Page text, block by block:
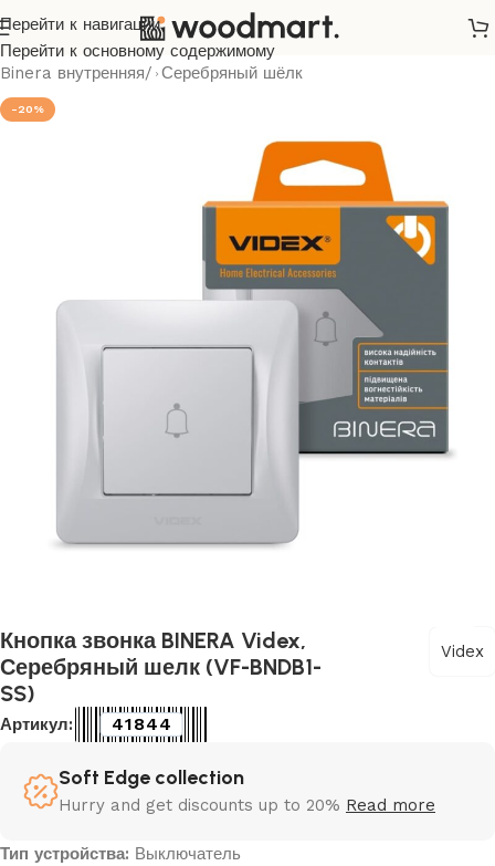
Перейти к навигации
Перейти к основному содержимому
Главная/ Розетки и выключатели/
Binera внутренняя/ Серебряный шёлк
-20%
Кнопка звонка BINERA Videx,
Серебряный шелк (VF-BNDB1-
SS)
Videx
Артикул: 41844
Soft Edge collection
Hurry and get discounts up to 20% Read more
Тип устройства: Выключатель